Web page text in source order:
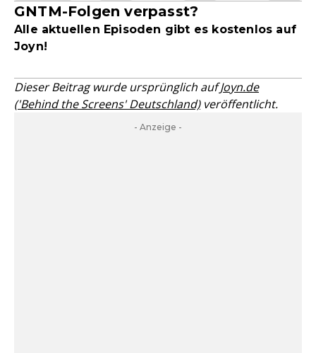
GNTM-Folgen verpasst?
Alle aktuellen Episoden gibt es kostenlos auf
Joyn!
Dieser Beitrag wurde ursprünglich aufJoyn.de
('Behind the Screens' Deutschland)veröffentlicht.
- Anzeige -